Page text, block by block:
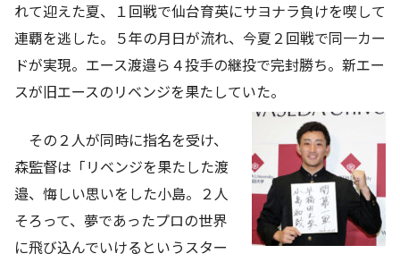
れて迎えた夏、１回戦で仙台育英にサヨナラ負けを喫して
連覇を逃した。５年の月日が流れ、今夏２回戦で同一カー
ドが実現。エース渡邉ら４投手の継投で完封勝ち。新エー
スが旧エースのリベンジを果たしていた。
その２人が同時に指名を受け、
森監督は「リベンジを果たした渡
邉、悔しい思いをした小島。２人
そろって、夢であったプロの世界
に飛び込んでいけるというスター